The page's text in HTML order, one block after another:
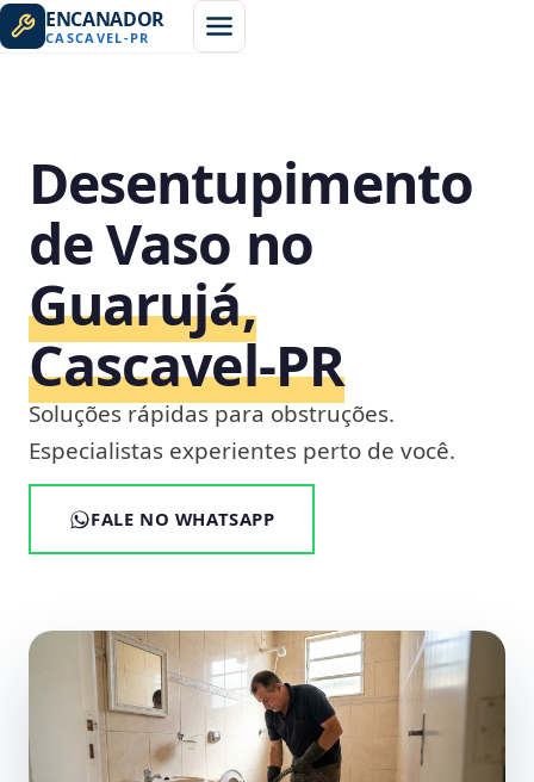
ENCANADOR
CASCAVEL-PR
Desentupimento
de Vaso no
Guarujá,
Cascavel‑PR
Soluções rápidas para obstruções.
Especialistas experientes perto de você.
FALE NO WHATSAPP